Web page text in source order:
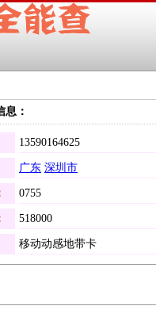
息：
13590164625
广东 深圳市
0755
518000
移动动感地带卡